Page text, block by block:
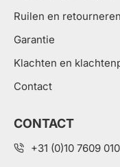
Ruilen en retourneren
Garantie
Klachten en
Contact
CONTACT
+31 (0)10 7609 010